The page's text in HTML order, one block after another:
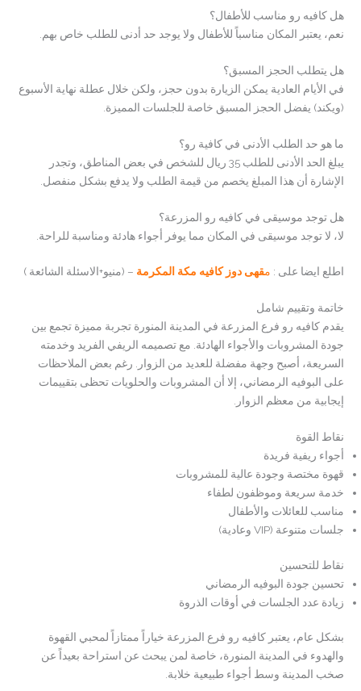
هل كافيه رو مناسب للأطفال؟
نعم، يعتبر المكان مناسباً للأطفال ولا يوجد حد أدنى للطلب خاص بهم.
هل يتطلب الحجز المسبق؟
في الأيام العادية يمكن الزيارة بدون حجز، ولكن خلال عطلة نهاية الأسبوع
(ويكند) يفضل الحجز المسبق خاصة للجلسات المميزة.
ما هو حد الطلب الأدنى في كافية رو؟
يبلغ الحد الأدنى للطلب 35 ريال للشخص في بعض المناطق، وتجدر
الإشارة أن هذا المبلغ يخصم من قيمة الطلب ولا يدفع بشكل منفصل.
هل توجد موسيقى في كافيه رو المزرعة؟
لا، لا توجد موسيقى في المكان مما يوفر أجواء هادئة ومناسبة للراحة.
اطلع ايضا على : مقهى دوز كافيه مكة المكرمة – (منيو+الاسئلة الشائعة )
خاتمة وتقييم شامل
يقدم كافيه رو فرع المزرعة في المدينة المنورة تجربة مميزة تجمع بين
جودة المشروبات والأجواء الهادئة. مع تصميمه الريفي الفريد وخدمته
السريعة، أصبح وجهة مفضلة للعديد من الزوار. رغم بعض الملاحظات
على البوفيه الرمضاني، إلا أن المشروبات والحلويات تحظى بتقييمات
إيجابية من معظم الزوار.
نقاط القوة
أجواء ريفية فريدة
قهوة مختصة وجودة عالية للمشروبات
خدمة سريعة وموظفون لطفاء
مناسب للعائلات والأطفال
جلسات متنوعة (VIP وعادية)
نقاط للتحسين
تحسين جودة البوفيه الرمضاني
زيادة عدد الجلسات في أوقات الذروة
بشكل عام، يعتبر كافيه رو فرع المزرعة خياراً ممتازاً لمحبي القهوة
والهدوء في المدينة المنورة، خاصة لمن يبحث عن استراحة بعيداً عن
صخب المدينة وسط أجواء طبيعية خلابة.